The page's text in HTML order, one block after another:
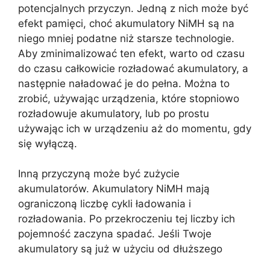
potencjalnych przyczyn. Jedną z nich może być
efekt pamięci, choć akumulatory NiMH są na
niego mniej podatne niż starsze technologie.
Aby zminimalizować ten efekt, warto od czasu
do czasu całkowicie rozładować akumulatory, a
następnie naładować je do pełna. Można to
zrobić, używając urządzenia, które stopniowo
rozładowuje akumulatory, lub po prostu
używając ich w urządzeniu aż do momentu, gdy
się wyłączą.
Inną przyczyną może być zużycie
akumulatorów. Akumulatory NiMH mają
ograniczoną liczbę cykli ładowania i
rozładowania. Po przekroczeniu tej liczby ich
pojemność zaczyna spadać. Jeśli Twoje
akumulatory są już w użyciu od dłuższego